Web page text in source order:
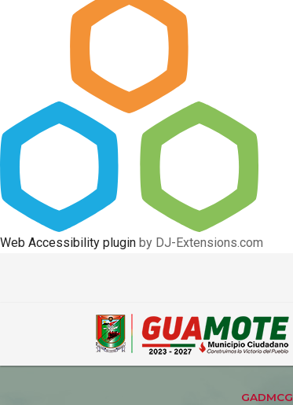
Web Accessibility plugin by DJ-Extensions.com
GADMCG